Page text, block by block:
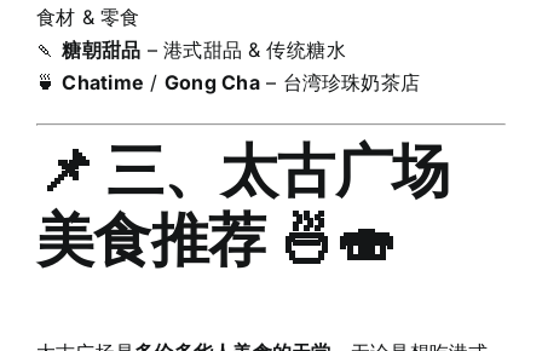
食材 & 零食
🍡糖朝甜品 – 港式甜品 & 传统糖水
🍵Chatime / Gong Cha– 台湾珍珠奶茶店
📌 三、太古广场
美食推荐🍜🍣